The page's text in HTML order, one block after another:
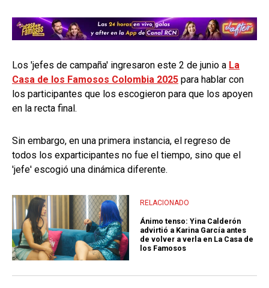
Los 'jefes de campaña' ingresaron este 2 de junio a La
Casa de los Famosos Colombia 2025 para hablar con
los participantes que los escogieron para que los apoyen
en la recta final.
Sin embargo, en una primera instancia, el regreso de
todos los exparticipantes no fue el tiempo, sino que el
'jefe' escogió una dinámica diferente.
RELACIONADO
Ánimo tenso: Yina Calderón
advirtió a Karina García antes
de volver a verla en La Casa de
los Famosos